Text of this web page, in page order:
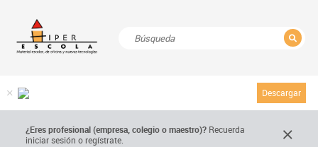
Descargar
¿Eres profesional (empresa, colegio o maestro)? Recuerda
iniciar sesión o regístrate.